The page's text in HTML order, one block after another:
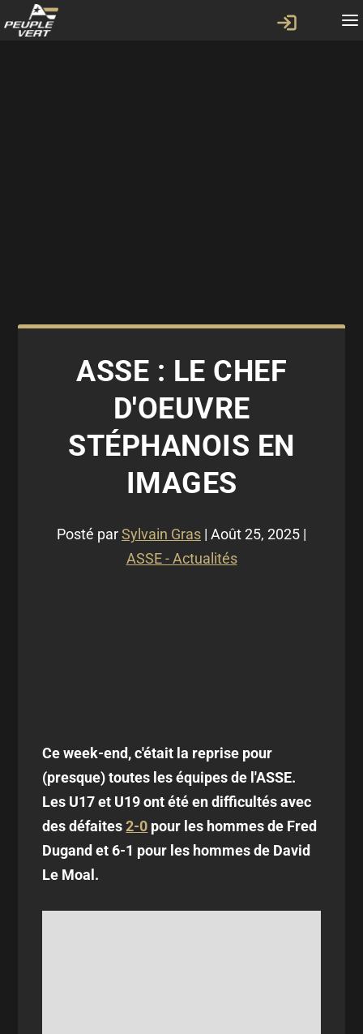
ASSE : LE CHEF
D'OEUVRE
STÉPHANOIS EN
IMAGES
Posté parSylvain Gras | Août 25, 2025 |
ASSE - Actualités
Ce week-end, c'était la reprise pour
(presque) toutes les équipes de l'ASSE.
Les U17 et U19 ont été en difficultés avec
des défaites2-0 pour les hommes de Fred
Dugand et 6-1 pour les hommes de David
Le Moal.